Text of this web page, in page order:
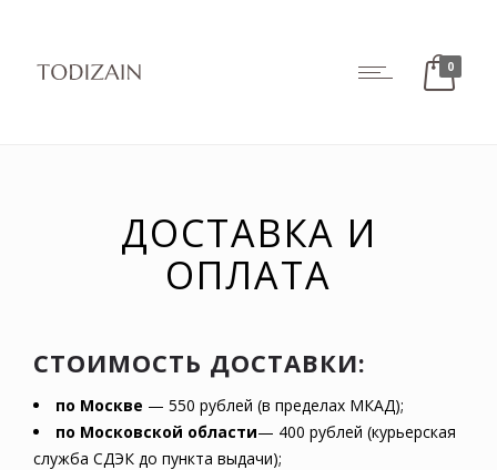
0
ДОСТАВКА И
ОПЛАТА
СТОИМОСТЬ ДОСТАВКИ:
по Москве — 550 рублей (в пределах МКАД);
по Московской области— 400 рублей (курьерская
служба СДЭК до пункта выдачи);